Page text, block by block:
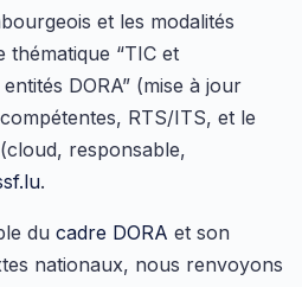
et les modalités
thématique “TIC et
DORA” (mise à jour
RTS/ITS, et le
responsable,
.
du cadre DORA et son
nationaux, nous renvoyons